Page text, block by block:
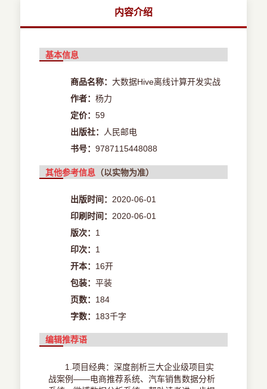
内容介绍
基本信息
商品名称：大数据Hive离线计算开发实战
作者：杨力
定价：59
出版社： 人民邮电
书号：9787115448088
其他参考信息 （以实物为准）
出版时间：2020-06-01
印刷时间：2020-06-01
版次： 1
印次： 1
开本： 16开
包装：平装
页数： 184
字数： 183千字
编辑推荐语
1.项目经典：深度剖析三大企业级项目实
战案例——电商推荐系统、汽车销售数据分析